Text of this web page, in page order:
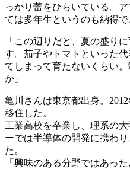
っかり蕾をひらいている。
ては多年生というのも納得で
「この辺りだと、夏の盛り
す。茄子やトマトといった
てしまって育たないくらい
か」
亀川さんは東京都出身。
移住した。
工業高校を卒業し、理系の
ーでは半導体の開発に携わ
た。
「興味のある分野ではあっ